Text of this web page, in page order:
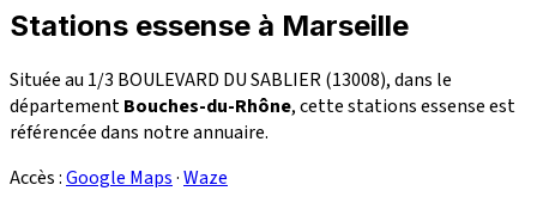
Stations essense à Marseille
Située au 1/3 BOULEVARD DU SABLIER (13008), dans le
départementBouches-du-Rhône, cette stations essense est
référencée dans notre annuaire.
Accès :Google Maps·Waze